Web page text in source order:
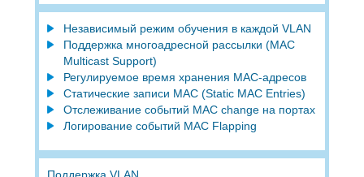
Независимый режим обучения в каждой VLAN
Поддержка многоадресной рассылки (MAC
Multicast Support)
Регулируемое время хранения MAC-адресов
Статические записи MAC (Static MAC Entries)
Отслеживание событий MAC change на портах
Логирование событий MAC Flapping